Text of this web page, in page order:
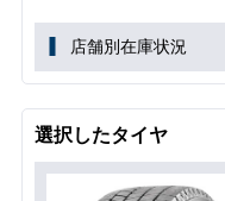
店舗別在庫状況
選択したタイヤ